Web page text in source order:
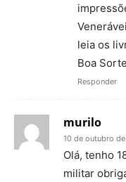
leia os
Boa
Responder
murilo
10 de outubro
Olá, tenho
militar